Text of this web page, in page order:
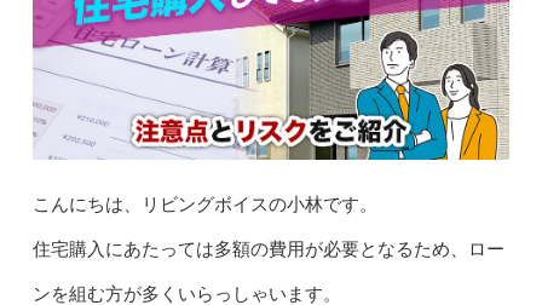
こんにちは、リビングボイスの小林です。
住宅購入にあたっては多額の費用が必要となるため、ロー
ンを組む方が多くいらっしゃいます。